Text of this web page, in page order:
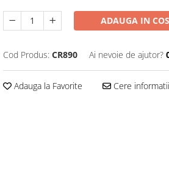
ADAUGA IN COS
Cod Produs: CR890 Ai nevoie de ajutor?
Adauga la Favorite Cere informatii